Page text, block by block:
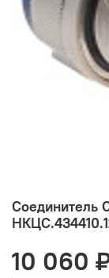
Соединитель
10 060